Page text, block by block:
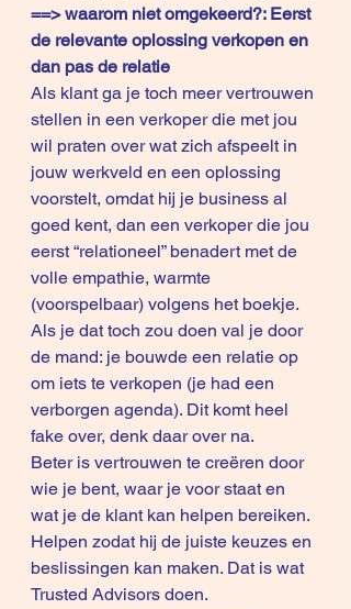
==> waarom niet omgekeerd?: Eerst
de relevante oplossing verkopen en
dan pas de relatie
Als klant ga je toch meer vertrouwen
stellen in een verkoper die met jou
wil praten over wat zich afspeelt in
jouw werkveld en een oplossing
voorstelt, omdat hij je business al
goed kent, dan een verkoper die jou
eerst “relationeel” benadert met de
volle empathie, warmte
(voorspelbaar) volgens het boekje.
Als je dat toch zou doen val je door
de mand: je bouwde een relatie op
om iets te verkopen (je had een
verborgen agenda). Dit komt heel
fake over, denk daar over na.
Beter is vertrouwen te creëren door
wie je bent, waar je voor staat en
wat je de klant kan helpen bereiken.
Helpen zodat hij de juiste keuzes en
beslissingen kan maken. Dat is wat
Trusted Advisors doen.